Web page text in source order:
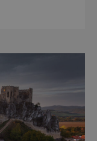
je
namáhavé